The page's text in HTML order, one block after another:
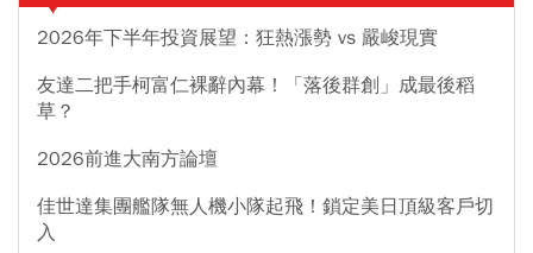
2026年下半年投資展望：狂熱漲勢 vs 嚴峻現實
友達二把手柯富仁裸辭內幕！「落後群創」成最後稻
草？
2026前進大南方論壇
佳世達集團艦隊無人機小隊起飛！鎖定美日頂級客戶切
入